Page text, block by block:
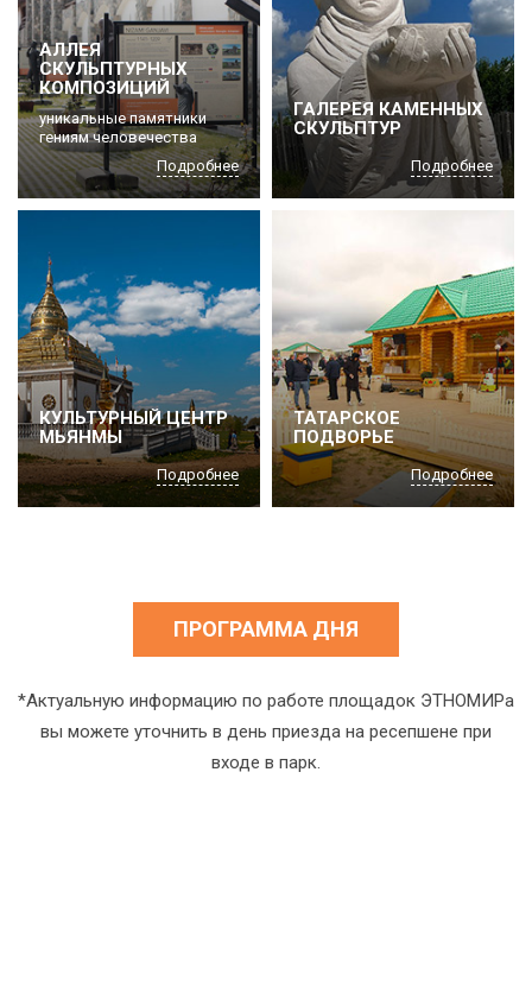
АЛЛЕЯ
СКУЛЬПТУРНЫХ
КОМПОЗИЦИЙ
уникальные памятники
гениям человечества
Подробнее
ГАЛЕРЕЯ КАМЕННЫХ
СКУЛЬПТУР
Подробнее
КУЛЬТУРНЫЙ ЦЕНТР
МЬЯНМЫ
Подробнее
ТАТАРСКОЕ
ПОДВОРЬЕ
Подробнее
ПРОГРАММА ДНЯ
*Актуальную информацию по работе площадок ЭТНОМИРа
вы можете уточнить в день приезда на ресепшене при
входе в парк.